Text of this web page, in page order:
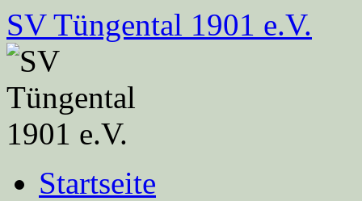
Zum
Inhalt
springen
SV Tüngental 1901 e.V.
Startseite